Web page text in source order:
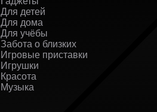
Для детей
Для дома
Для учёбы
Забота о близких
Игровые приставки
Игрушки
Красота
Музыка